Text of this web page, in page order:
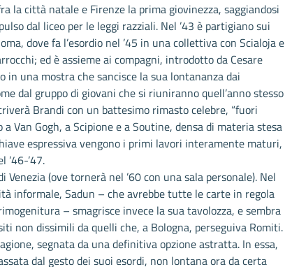
la città natale e Firenze la prima giovinezza, saggiandosi
dal liceo per le leggi razziali. Nel ’43 è partigiano sui
dove fa l’esordio nel ’45 in una collettiva con Scialoja e
ed è assieme ai compagni, introdotto da Cesare
in una mostra che sancisce la sua lontananza dai
dal gruppo di giovani che si riuniranno quell’anno stesso
Brandi con un battesimo rimasto celebre, “fuori
Van Gogh, a Scipione e a Soutine, densa di materia stesa
espressiva vengono i primi lavori interamente maturi,
’46-’47.
(ove tornerà nel ’60 con una sala personale). Nel
informale, Sadun – che avrebbe tutte le carte in regola
– smagrisce invece la sua tavolozza, e sembra
non dissimili da quelli che, a Bologna, perseguiva Romiti.
segnata da una definitiva opzione astratta. In essa,
dal gesto dei suoi esordi, non lontana ora da certa